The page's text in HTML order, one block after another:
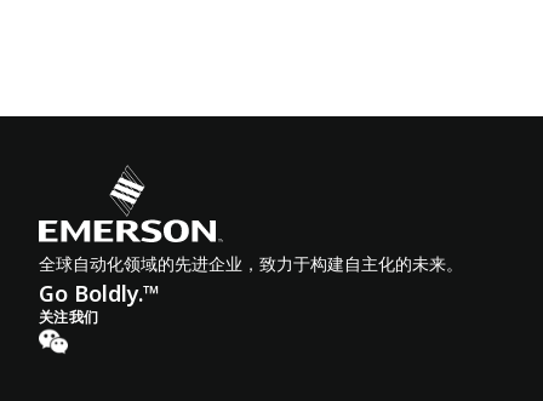
全球自动化领域的先进企业，致力于构建自主化的未来。
Go Boldly.™
关注我们